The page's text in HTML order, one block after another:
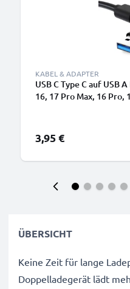
KABEL & ADAPTER
USB C Type C auf USB
16, 17 Pro Max, 16 Pro,
10, 9a Sony PS5
Schnellladeda
3,95 €
ÜBERSICHT
Keine Zeit für lange
Doppelladegerät lädt